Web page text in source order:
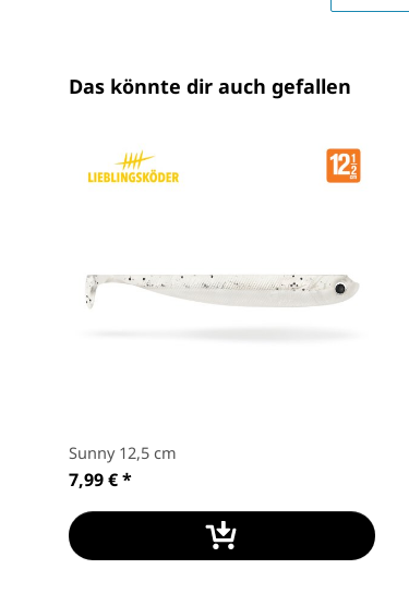
Das könnte dir auch gefallen
Sunny 12,5 cm
7,99 €*